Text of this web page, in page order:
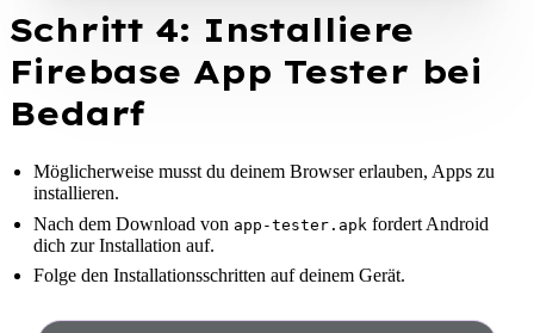
Schritt 4: Installiere
Firebase App Tester bei
Bedarf
Möglicherweise musst du deinem Browser erlauben, Apps zu
installieren.
Nach dem Download von app-tester.apk fordert Android
dich zur Installation auf.
Folge den Installationsschritten auf deinem Gerät.